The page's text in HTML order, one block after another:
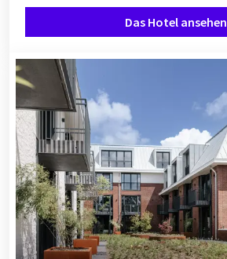
Das Hotel ansehen